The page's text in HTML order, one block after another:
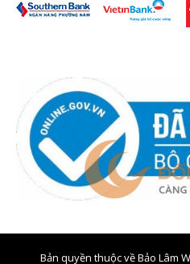
Bản quyền thuộc về Bảo Lâm